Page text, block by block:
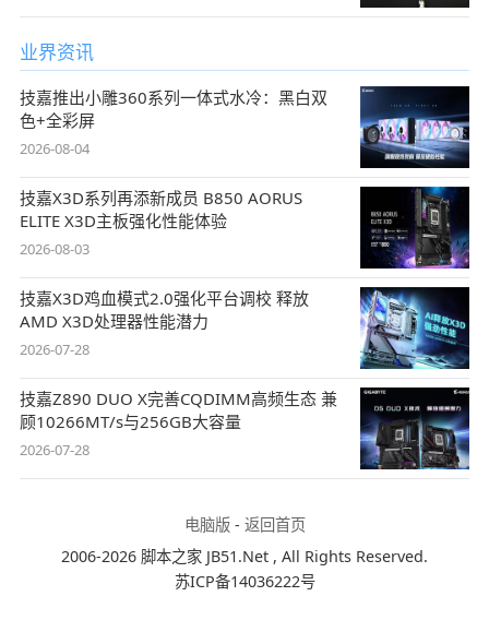
业界资讯
技嘉推出小雕360系列一体式水冷：黑白双
色+全彩屏
2026-08-04
技嘉X3D系列再添新成员 B850 AORUS
ELITE X3D主板强化性能体验
2026-08-03
技嘉X3D鸡血模式2.0强化平台调校 释放
AMD X3D处理器性能潜力
2026-07-28
技嘉Z890 DUO X完善CQDIMM高频生态 兼
顾10266MT/s与256GB大容量
2026-07-28
电脑版- 返回首页
2006-2026 脚本之家 JB51.Net , All Rights Reserved.
苏ICP备14036222号